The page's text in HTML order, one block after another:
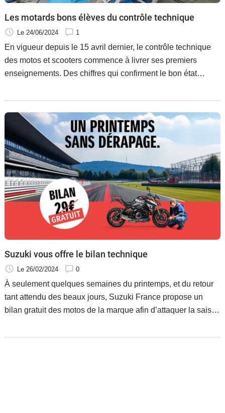
Les motards bons élèves du contrôle technique
Le 24/06/2024 1
En vigueur depuis le 15 avril dernier, le contrôle technique
des motos et scooters commence à livrer ses premiers
enseignements. Des chiffres qui confirment le bon état
présentées à l’examen.
Suzuki vous offre le bilan technique
Le 26/02/2024 0
À seulement quelques semaines du printemps, et du retour
tant attendu des beaux jours, Suzuki France propose un
bilan gratuit des motos de la marque afin d’attaquer la saison
le bilan technique gratuit, les clients Suzuki ont également la